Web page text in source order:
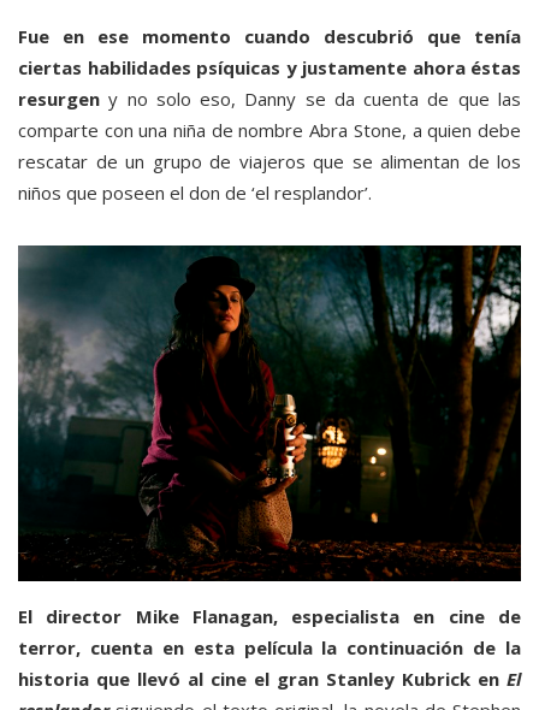
Fue en ese momento cuando descubrió que tenía
ciertas habilidades psíquicas y justamente ahora éstas
resurgen y no solo eso, Danny se da cuenta de que las
comparte con una niña de nombre Abra Stone, a quien debe
rescatar de un grupo de viajeros que se alimentan de los
niños que poseen el don de ‘el resplandor’.
El director Mike Flanagan, especialista en cine de
terror, cuenta en esta película la continuación de la
historia que llevó al cine el gran Stanley Kubrick en El